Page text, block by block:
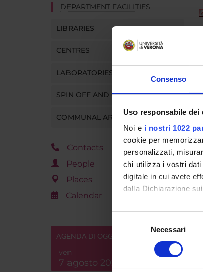
Consenso
Uso responsabile dei
Noi e i nostri 1022
cookie per
personalizzati,
chi utilizza i vostri
digitale in cui avete
dalla Dichiarazione
Con il tuo consenso,
raccogliere
digitali).
consenso
Necessari
DEPARTMENT FACILITIES
LIBRARIES
CENTRES
LABORATORIES
SPIN OFF AND COMPANIES
COMMUNAL AREA
Contacts
People
Places
Calendar
AGENDA DI OGGI
ven
7 agosto 2026